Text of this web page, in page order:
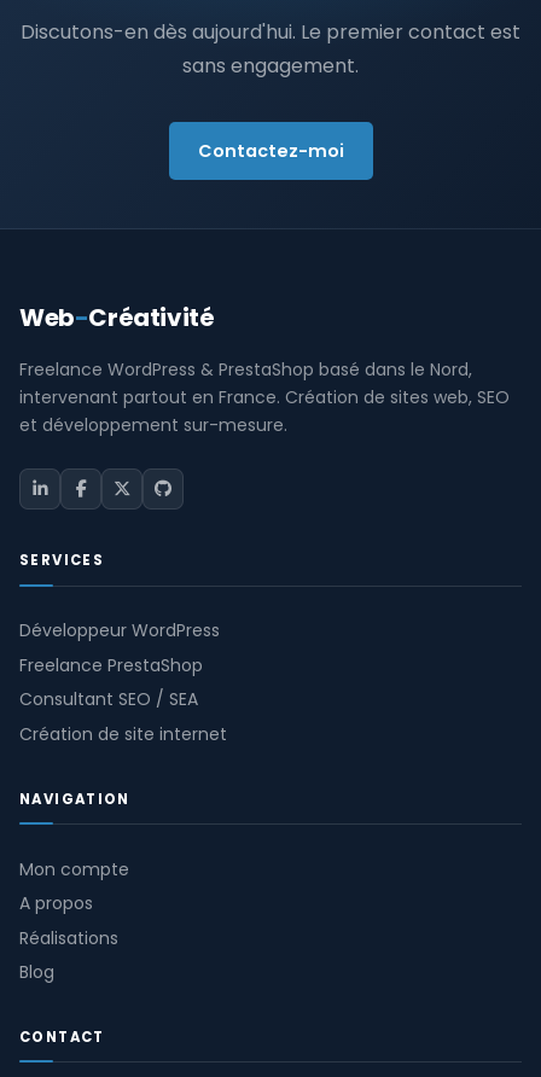
Discutons-en dès aujourd'hui. Le premier contact est
sans engagement.
Contactez-moi
Web-Créativité
Freelance WordPress & PrestaShop basé dans le Nord,
intervenant partout en France. Création de sites web, SEO
et développement sur-mesure.
SERVICES
Développeur WordPress
Freelance PrestaShop
Consultant SEO / SEA
Création de site internet
NAVIGATION
Mon compte
A propos
Réalisations
Blog
CONTACT